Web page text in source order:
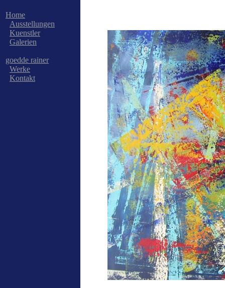
Home
Ausstellungen
Kuenstler
Galerien
goedde rainer
Werke
Kontakt